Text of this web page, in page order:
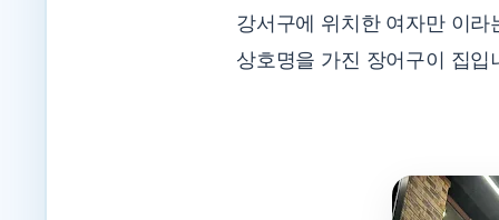
강서구에 위치한 여자만 이라
상호명을 가진 장어구이 집입